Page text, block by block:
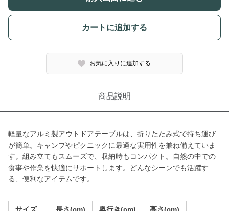
カートに追加する
お気に入りに追加する
商品説明
軽量なアルミ製アウトドアテーブルは、折りたたみ式で持ち運び
が簡単。キャンプやピクニックに最適な実用性を兼ね備えていま
す。組み立てもスムーズで、収納時もコンパクト。自然の中での
食事や作業を快適にサポートします。どんなシーンでも活躍す
る、便利なアイテムです。